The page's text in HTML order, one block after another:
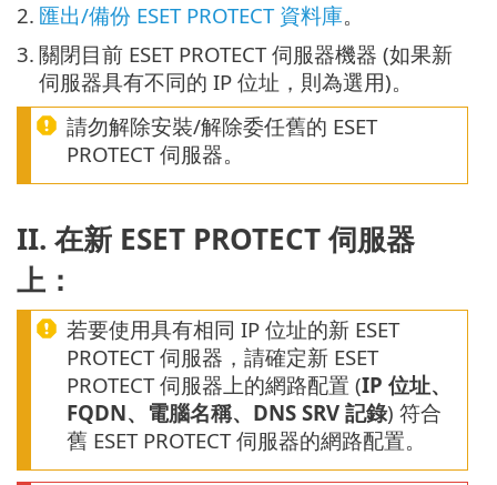
2. 匯出/備份 ESET PROTECT 資料庫。
3. 關閉目前 ESET PROTECT 伺服器機器 (如果新
伺服器具有不同的 IP 位址，則為選用)。
請勿解除安裝/解除委任舊的 ESET
PROTECT 伺服器。
II. 在新 ESET PROTECT 伺服器
上：
若要使用具有相同 IP 位址的新 ESET
PROTECT 伺服器，請確定新 ESET
PROTECT 伺服器上的網路配置 (IP 位址、
FQDN、電腦名稱、DNS SRV 記錄) 符合
舊 ESET PROTECT 伺服器的網路配置。